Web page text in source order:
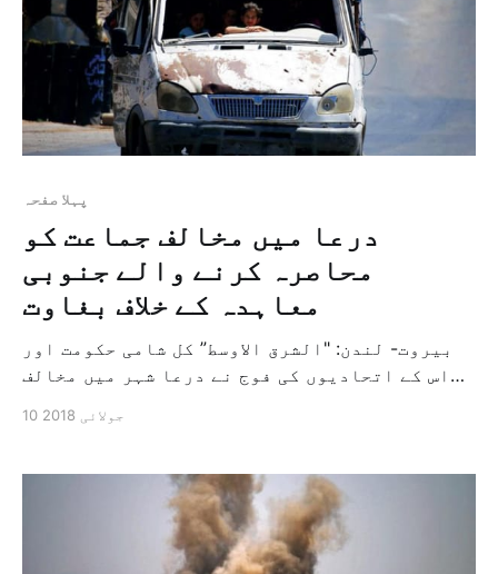
پہلا صفحہ
درعا میں مخالف جماعت کو
محاصرہ کرنے والے جنوبی
معاہدہ کے خلاف بغاوت
بیروت- لندن: "الشرق الاوسط” کل شامی حکومت اور
اس کے اتحادیوں کی فوج نے درعا شہر میں مخالف
معلوم ہو رہا ہے کہ یہ اس جنوبی معاہدہ کی خلاف
فوجی افسروں کے […]
10 جولائی 2018